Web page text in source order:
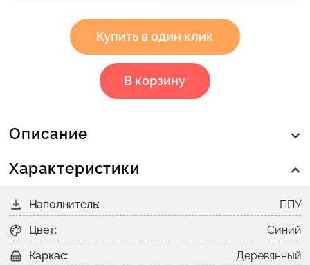
Купить в один клик
В корзину
Описание
Характеристики
Наполнитель:
ППУ
Цвет:
Синий
Каркас:
Деревянный